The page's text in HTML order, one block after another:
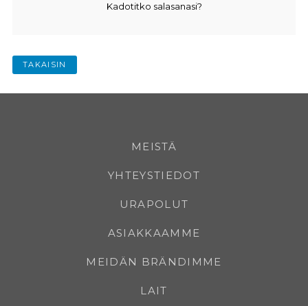
Kadotitko salasanasi?
TAKAISIN
MEISTÄ
YHTEYSTIEDOT
URAPOLUT
ASIAKKAAMME
MEIDÄN BRÄNDIMME
LAIT